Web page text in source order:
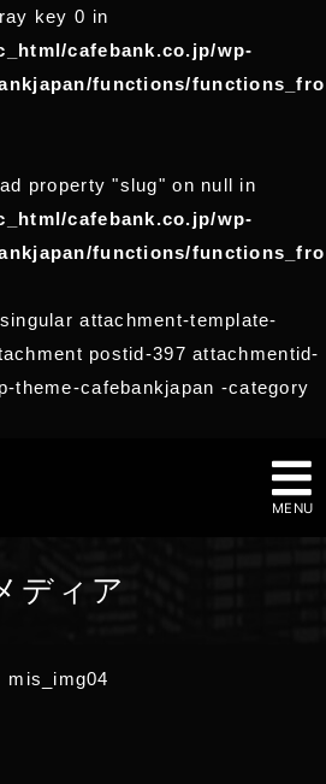
key 0 in
cafebank.co.jp/wp-
functions/
property "slug" on null in
cafebank.co.jp/wp-
functions/
attachment-template-
postid-397 attachmentid-
theme-cafebankjapan -category
MENU
ディア
mis_img04